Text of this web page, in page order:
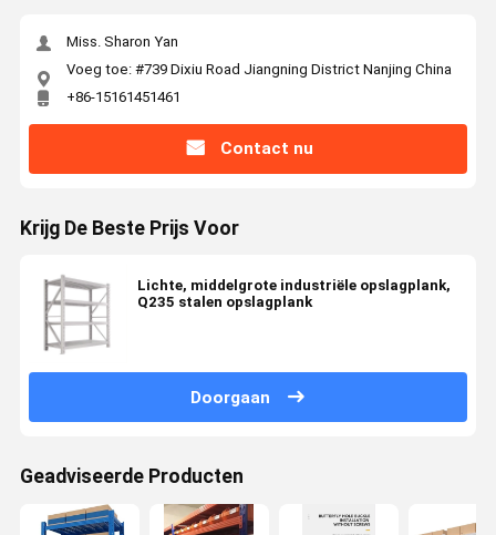
Miss. Sharon Yan
Voeg toe: #739 Dixiu Road Jiangning District Nanjing China
+86-15161451461
Contact nu
Krijg De Beste Prijs Voor
Lichte, middelgrote industriële opslagplank,
Q235 stalen opslagplank
Doorgaan
Geadviseerde Producten